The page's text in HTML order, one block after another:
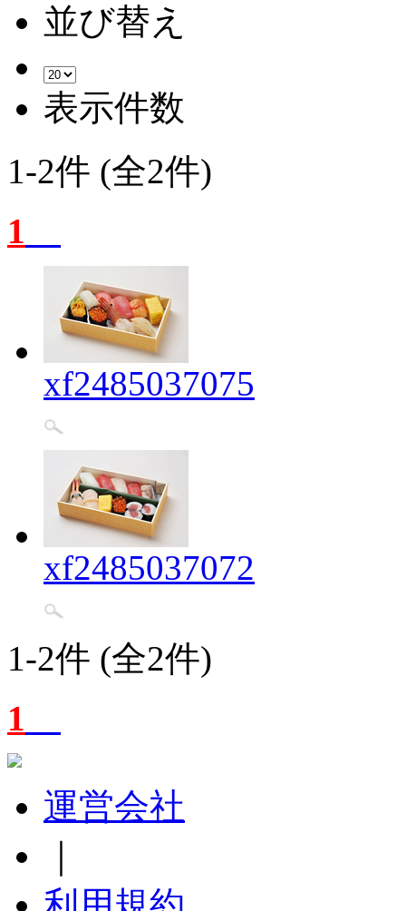
並び替え
表示件数
1-2件 (全2件)
1
xf2485037075
xf2485037072
1-2件 (全2件)
1
運営会社